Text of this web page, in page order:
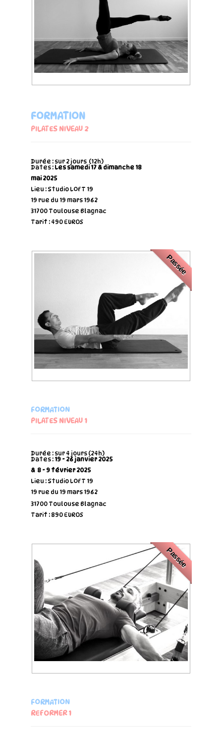
FORMATION
PILATES NIVEAU 2
Durée : sur 2 jours (12h)
Dates : Les samedi 17 & dimanche 18
mai2025
Lieu : Studio LOFT 19
19 rue du 19 mars 1962
31700 Toulouse Blagnac
Tarif : 490 EUROS
Passée
FORMATION
PILATES NIVEAU 1
Durée : sur 4 jours (24h)
Dates : 19 - 26 janvier 2025
& 8 - 9 février 2025
Lieu : Studio LOFT 19
19 rue du 19 mars 1962
31700 Toulouse Blagnac
Tarif : 890 EUROS
Passée
FORMATION
REFORMER 1